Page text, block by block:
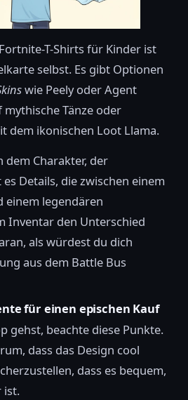
T-Shirts für Kinder ist
selbst. Es gibt Optionen
wie Peely oder Agent
mythische Tänze oder
dem ikonischen Loot Llama.
dem Charakter, der
Details, die zwischen einem
einem legendären
Inventar den Unterschied
als würdest du dich
aus dem Battle Bus
für einen epischen Kauf
gehst, beachte diese Punkte.
dass das Design cool
dass es bequem,
ist.